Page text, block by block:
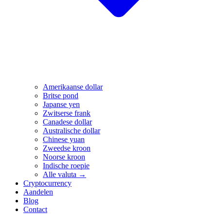
Amerikaanse dollar
Britse pond
Japanse yen
Zwitserse frank
Canadese dollar
Australische dollar
Chinese yuan
Zweedse kroon
Noorse kroon
Indische roepie
Alle valuta →
Cryptocurrency
Aandelen
Blog
Contact